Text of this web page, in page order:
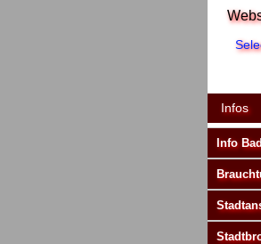
Infos
Info